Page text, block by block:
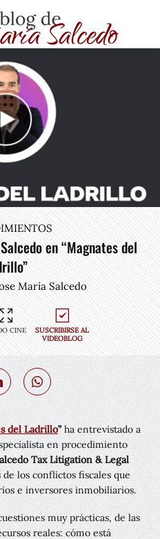
en “Magnates del
María Salcedo
CINE
SUSCRIBIRSE AL
VIDEOBLOG
del Ladrillo”ha entrevistado a
en procedimiento
Tax Litigation & Legal
los conflictos fiscales que
e inversores inmobiliarios.
muy prácticas, de las
reales: cómo está